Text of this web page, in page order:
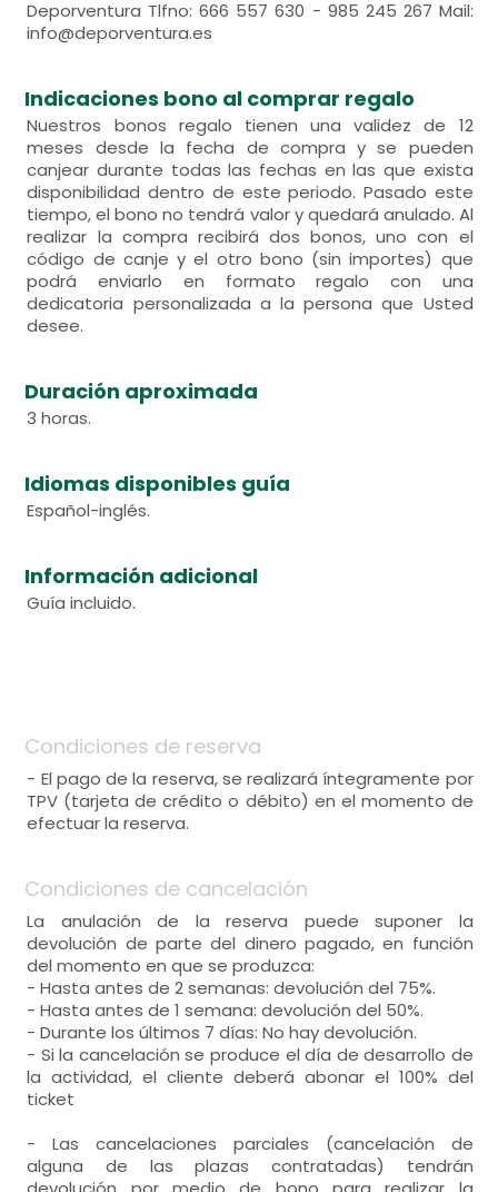
Deporventura Tlfno: 666 557 630 - 985 245 267 Mail:
info@deporventura.es
Indicaciones bono al comprar regalo
Nuestros bonos regalo tienen una validez de 12
meses desde la fecha de compra y se pueden
canjear durante todas las fechas en las que exista
disponibilidad dentro de este periodo. Pasado este
tiempo, el bono no tendrá valor y quedará anulado. Al
realizar la compra recibirá dos bonos, uno con el
código de canje y el otro bono (sin importes) que
podrá enviarlo en formato regalo con una
dedicatoria personalizada a la persona que Usted
desee.
Duración aproximada
3 horas.
Idiomas disponibles guía
Español-inglés.
Información adicional
Guía incluido.
Condiciones de reserva
- El pago de la reserva, se realizará íntegramente por
TPV (tarjeta de crédito o débito) en el momento de
efectuar la reserva.
Condiciones de cancelación
La anulación de la reserva puede suponer la
devolución de parte del dinero pagado, en función
del momento en que se produzca:
- Hasta antes de 2 semanas: devolución del 75%.
- Hasta antes de 1 semana: devolución del 50%.
- Durante los últimos 7 días: No hay devolución.
- Si la cancelación se produce el día de desarrollo de
la actividad, el cliente deberá abonar el 100% del
ticket
- Las cancelaciones parciales (cancelación de
alguna de las plazas contratadas) tendrán